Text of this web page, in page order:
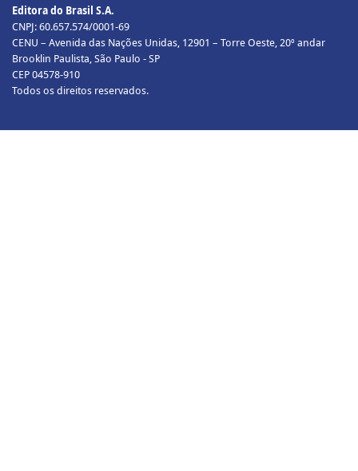
Editora do Brasil S.A.
CNPJ: 60.657.574/0001-69
CENU – Avenida das Nações Unidas, 12901 – Torre Oeste, 20º andar
Brooklin Paulista, São Paulo - SP
CEP 04578-910
Todos os direitos reservados.